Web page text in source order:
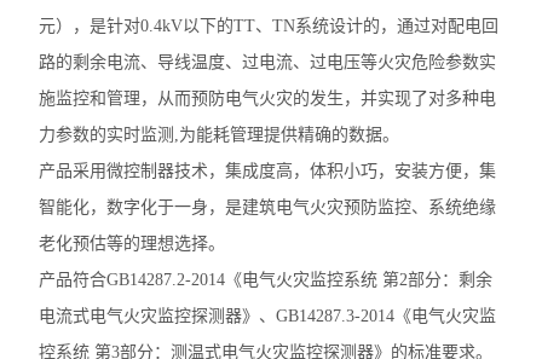
元），是针对0.4kV以下的TT、TN系统设计的，通过对配电回
路的剩余电流、导线温度、过电流、过电压等火灾危险参数实
施监控和管理，从而预防电气火灾的发生，并实现了对多种电
力参数的实时监测,为能耗管理提供精确的数据。
产品采用微控制器技术，集成度高，体积小巧，安装方便，集
智能化，数字化于一身，是建筑电气火灾预防监控、系统绝缘
老化预估等的理想选择。
产品符合GB14287.2-2014《电气火灾监控系统 第2部分：剩余
电流式电气火灾监控探测器》、GB14287.3-2014《电气火灾监
控系统 第3部分：测温式电气火灾监控探测器》的标准要求。